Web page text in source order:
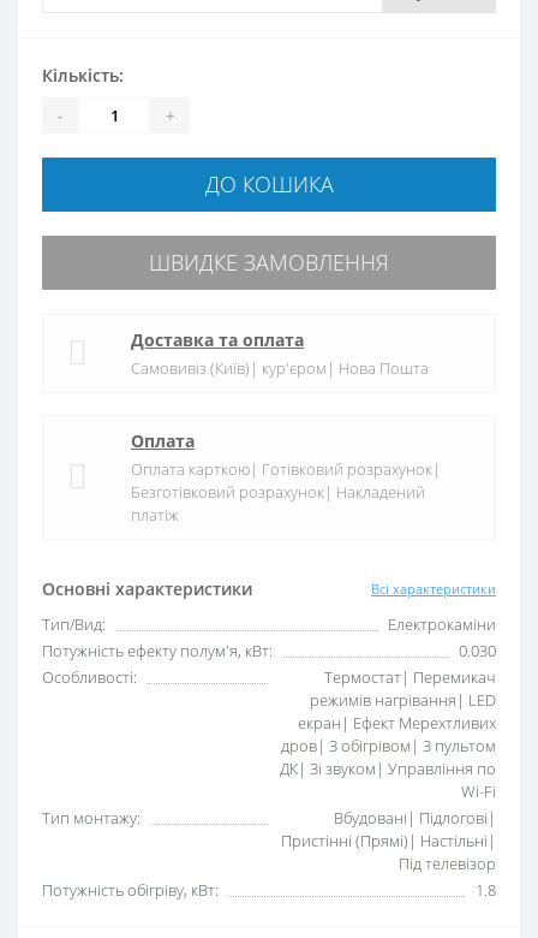
Основні характеристики Всі характеристики
Тип/Вид:
Електрокаміни
Потужність ефекту полум'я, кВт:
0.030
Особливості:
Термостат| Перемикач
режимів нагрівання| LED
екран| Ефект Мерехтливих
дров| З обігрівом| З пультом
ДК| Зі звуком| Управління по
Wi-Fi
Тип монтажу:
Вбудовані| Підлогові|
Пристінні (Прямі)| Настільні|
Під телевізор
Потужність обігріву, кВт:
1.8
Кількість:
- +
ДО КОШИКА
ШВИДКЕ ЗАМОВЛЕННЯ
Доставка та оплата
Самовивіз (Київ)| кур'єром| Нова Пошта
Оплата
Оплата карткою| Готівковий розрахунок|
Безготівковий розрахунок| Накладений
платіж